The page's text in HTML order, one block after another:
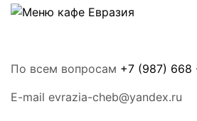
По всем вопросам +7 (987) 668
E-mail evrazia-cheb@yandex.ru